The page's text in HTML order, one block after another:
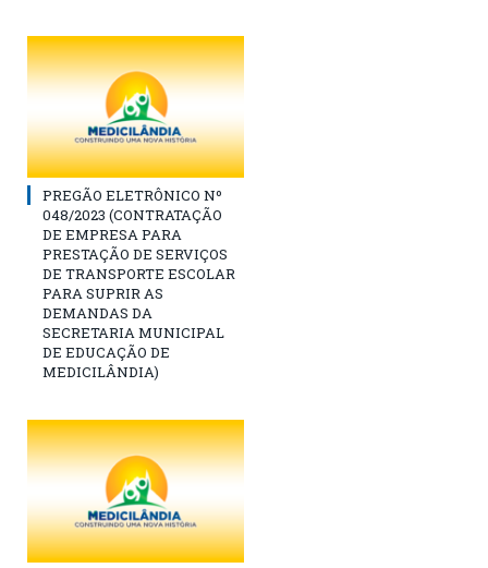
PREGÃO ELETRÔNICO Nº
048/2023 (CONTRATAÇÃO
DE EMPRESA PARA
PRESTAÇÃO DE SERVIÇOS
DE TRANSPORTE ESCOLAR
PARA SUPRIR AS
DEMANDAS DA
SECRETARIA MUNICIPAL
DE EDUCAÇÃO DE
MEDICILÂNDIA)